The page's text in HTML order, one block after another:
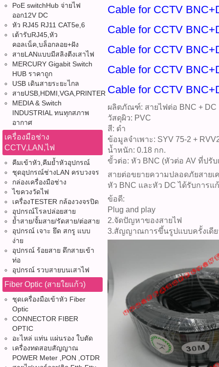
PoE switchHub จ่ายไฟ
ออก12V DC
หัว RJ45 RJ11 CAT5e,6
เต้ารับRJ45,หัว
คอลเน็ค,บล็อกลอย+ฝัง
สายLANแบบมีสลิงตีงเสาไฟ
MERCURY Gigabit Switch
HUB ราคาถูก
USB เดินสายระยะไกล
สายUSB,HDMI,VGA,PRINTER
MEDIA & Switch
INDUSTRIAL ทนทุกสภาพ
อากาศ
เครื่องมือช่าง
CCTV,LAN,ไฟ
คีมเข้าหัว,คีมย้ำหัวอุปกรณ์
ชุดอุปกรณ์ช่างLAN ครบวงจร
กล่องเครื่องมือช่าง
ไขควงวัดไฟ
เครื่องTESTER กล้องวงจรปิด
อุปกรณ์โรลปล่อยสาย
ย้ำสาย/จั้มสาย/รัดสาย/ต่อสาย
อุปกรณ์ เจาะ ยึด สกรู แบบ
ง่าย
อุปกรณ์ ร้อยสาย ดึกสายเข้า
ท่อ
อุปกรณ์ รวบสายบนเสาไฟ
Fiber Optic (สายใยแก้ว)
ชุดเครื่องมือเข้าหัว Fiber
Optic
CONNECTOR FIBER
OPTIC
อะไหล่ แท่น แผ่นรอง ใบตัด
เครื่องทดสอบสัญญาณ
POWER Meter ,PON ,OTDR
Cable for CCTV
Cable for CCTV
Cable for CCTV
Cable for CCTV
Cable for CCTV
ผลิตภัณฑ์: สายไฟต่อ BNC + DC
วัสดุผิว: PVC
สี: ดำ
ข้อมูลจำเพาะ: SYV 75-2 +
น้ำหนัก: 0.18 กก.
ขั้วต่อ: หัว BNC (หัวต่อ AV ที่ปรั
สายต่อขยายความปลอดภัยสายเ
หัว BNC และหัว DC ได้รับการ
ข้อดี:
Plug and play
2.จัดปัญหาของสายไฟ
3.สัญญาณการขึ้นรูปแบบครั้งเดี